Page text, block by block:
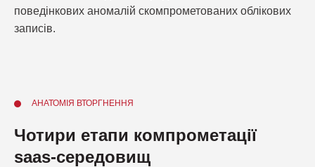
поведінкових аномалій скомпрометованих облікових
записів.
АНАТОМІЯ ВТОРГНЕННЯ
Чотири етапи компрометації
saas-середовищ